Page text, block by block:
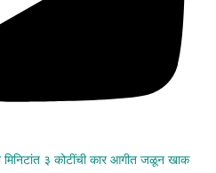
मिनिटांत ३ कोटींची कार आगीत जळून खाक